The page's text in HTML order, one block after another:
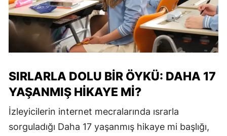
SIRLARLA DOLU BIR ÖYKÜ: DAHA 17
YAŞANMIŞ HIKAYE MI?
İzleyicilerin internet mecralarında ısrarla
sorguladığı Daha 17 yaşanmış hikaye mi başlığı,